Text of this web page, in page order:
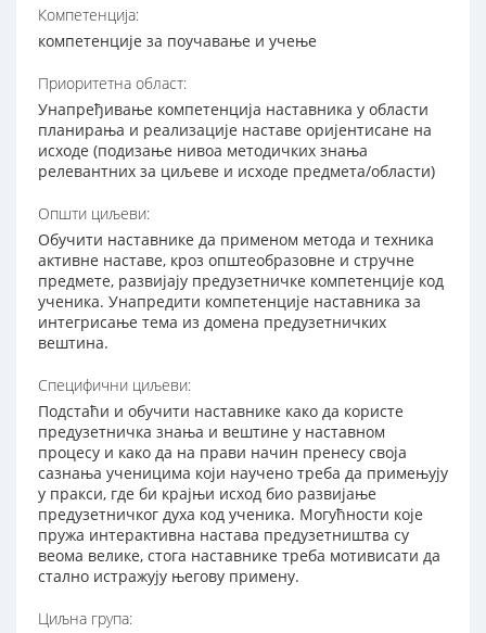
Компетенција:
компетенције за поучавање и учење
Приоритетна област:
Унапређивање компетенција наставника у области
планирања и реализације наставе оријентисане на
исходе (подизање нивоа методичких знања
релевантних за циљеве и исходе предмета/области)
Општи циљеви:
Обучити наставнике да применом метода и техника
активне наставе, кроз општеобразовне и стручне
предмете, развијају предузетничке компетенције код
ученика. Унапредити компетенције наставника за
интегрисање тема из домена предузетничких
вештина.
Специфични циљеви:
Подстаћи и обучити наставнике како да користе
предузетничка знања и вештине у наставном
процесу и како да на прави начин пренесу своја
сазнања ученицима који научено треба да примењују
у пракси, где би крајњи исход био развијање
предузетничког духа код ученика. Могућности које
пружа интерактивна настава предузетништва су
веома велике, стога наставнике треба мотивисати да
стално истражују његову примену.
Циљна група: